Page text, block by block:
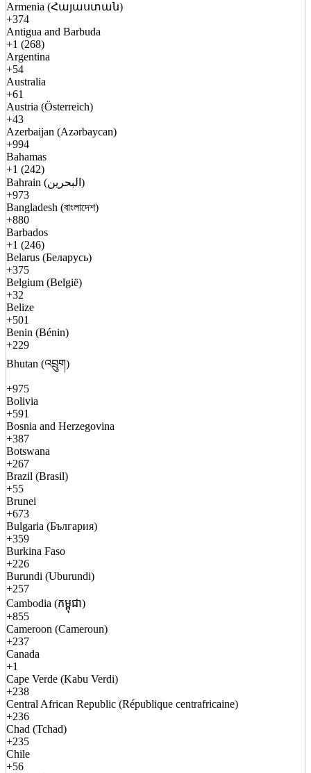
Armenia (Հայաստան)
+374
Antigua and Barbuda
+1 (268)
Argentina
+54
Australia
+61
Austria (Österreich)
+43
Azerbaijan (Azərbaycan)
+994
Bahamas
+1 (242)
Bahrain (البحرين)
+973
Bangladesh (বাংলাদেশ)
+880
Barbados
+1 (246)
Belarus (Беларусь)
+375
Belgium (België)
+32
Belize
+501
Benin (Bénin)
+229
Bhutan (འབྲུག)
+975
Bolivia
+591
Bosnia and Herzegovina
+387
Botswana
+267
Brazil (Brasil)
+55
Brunei
+673
Bulgaria (България)
+359
Burkina Faso
+226
Burundi (Uburundi)
+257
Cambodia (កម្ពុជា)
+855
Cameroon (Cameroun)
+237
Canada
+1
Cape Verde (Kabu Verdi)
+238
Central African Republic (République centrafricaine)
+236
Chad (Tchad)
+235
Chile
+56